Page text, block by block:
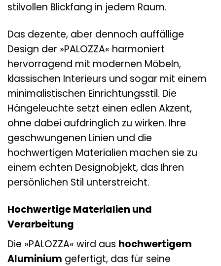
stilvollen Blickfang in jedem Raum.
Das dezente, aber dennoch auffällige
Design der »PALOZZA« harmoniert
hervorragend mit modernen Möbeln,
klassischen Interieurs und sogar mit einem
minimalistischen Einrichtungsstil. Die
Hängeleuchte setzt einen edlen Akzent,
ohne dabei aufdringlich zu wirken. Ihre
geschwungenen Linien und die
hochwertigen Materialien machen sie zu
einem echten Designobjekt, das Ihren
persönlichen Stil unterstreicht.
Hochwertige Materialien und
Verarbeitung
Die »PALOZZA« wird aus hochwertigem
Aluminium gefertigt, das für seine